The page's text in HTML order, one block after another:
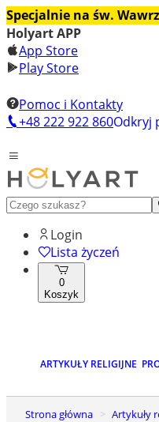
Specjalnie na św.
Holyart APP
App Store
Play Store
Pomoc i Kontakty
+48 222 922 860Odkryj
Login
Lista życzeń
0
Koszyk
ARTYKUŁY RELIGIJNE
Strona główna Artykuły